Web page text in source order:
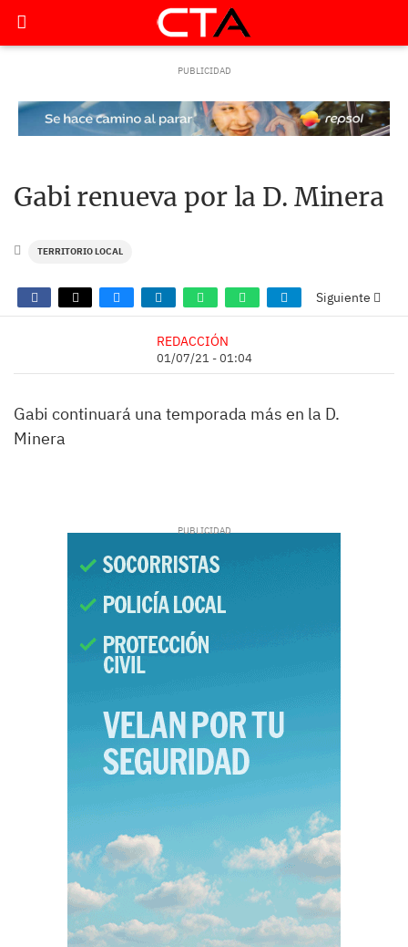
Gabi renueva por la D. Minera
TERRITORIO LOCAL
Siguiente
REDACCIÓN
01/07/21 - 01:04
Gabi continuará una temporada más en la D.
Minera